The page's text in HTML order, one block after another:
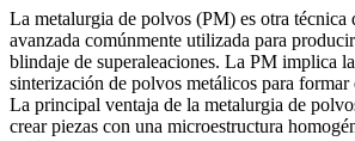
La metalurgia de polvos (PM) es otra técnica
avanzada comúnmente utilizada para
blindaje de superaleaciones. La PM implica
sinterización de polvos metálicos para formar
La principal ventaja de la metalurgia de
crear piezas con una microestructura